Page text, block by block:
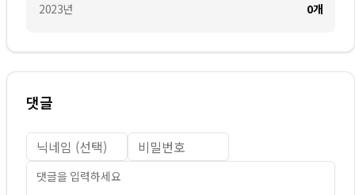
2023년 0개
댓글